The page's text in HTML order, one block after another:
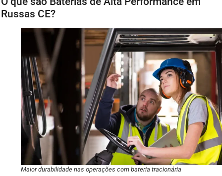
Russas CE?
Maior durabilidade nas operações com bateria tracionária